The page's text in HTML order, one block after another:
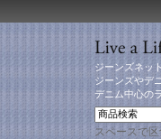
ジーンズネッ
ジーンズやデ
デニム中心の
スペースで